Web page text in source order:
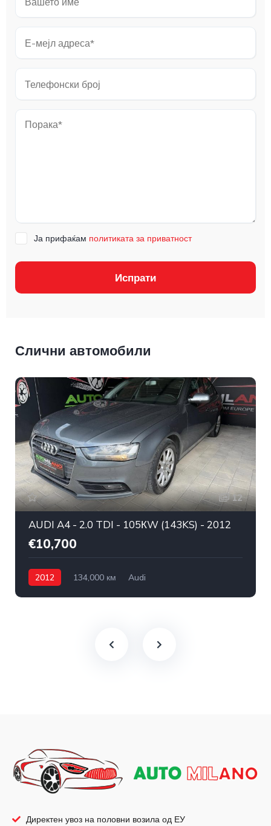
Ја прифаќам политиката за приватност
Испрати
Слични автомобили
12
AUDI A4 - 2.0 TDI - 105КW (143KS) - 2012
€10,700
2012 134,000 км Audi
Директен увоз на половни возила од ЕУ